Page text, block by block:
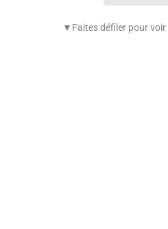
▼Faites défiler pour